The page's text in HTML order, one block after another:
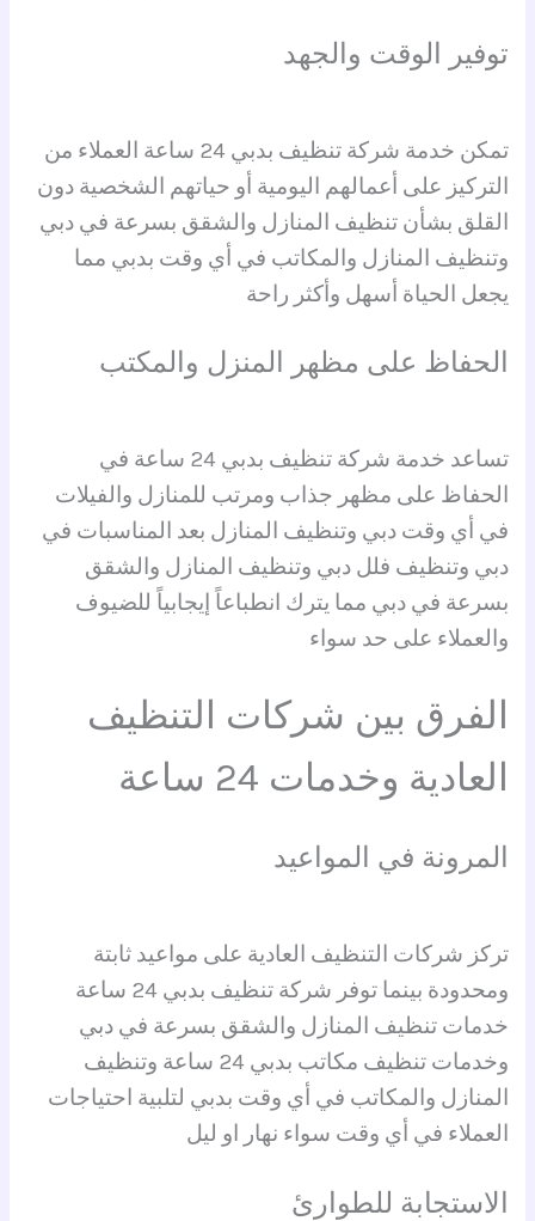
توفير الوقت والجهد
تمكن خدمة شركة تنظيف بدبي 24 ساعة العملاء من
التركيز على أعمالهم اليومية أو حياتهم الشخصية دون
القلق بشأن تنظيف المنازل والشقق بسرعة في دبي
وتنظيف المنازل والمكاتب في أي وقت بدبي مما
يجعل الحياة أسهل وأكثر راحة
الحفاظ على مظهر المنزل والمكتب
تساعد خدمة شركة تنظيف بدبي 24 ساعة في
الحفاظ على مظهر جذاب ومرتب للمنازل والفيلات
في أي وقت دبي وتنظيف المنازل بعد المناسبات في
دبي وتنظيف فلل دبي وتنظيف المنازل والشقق
بسرعة في دبي مما يترك انطباعاً إيجابياً للضيوف
والعملاء على حد سواء
الفرق بين شركات التنظيف
العادية وخدمات 24 ساعة
المرونة في المواعيد
تركز شركات التنظيف العادية على مواعيد ثابتة
ومحدودة بينما توفر شركة تنظيف بدبي 24 ساعة
خدمات تنظيف المنازل والشقق بسرعة في دبي
وخدمات تنظيف مكاتب بدبي 24 ساعة وتنظيف
المنازل والمكاتب في أي وقت بدبي لتلبية احتياجات
العملاء في أي وقت سواء نهار او ليل
الاستجابة للطوارئ